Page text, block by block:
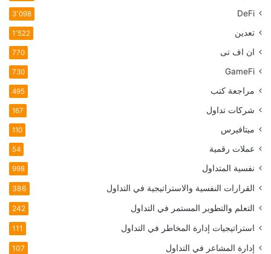
DeFi 3٬098
تعدين 1٬522
ان اف تی 770
GameFi
730
مراجعة كتب 495
شركات تداول 167
ميتافيرس 110
عملات رقمية 54
نفسية المتداول 998
القرارات النفسية والاستراتيجية في التداول 386
التعلم والتطوير المستمر في التداول 242
استراتيجيات إدارة المخاطر في التداول 111
إدارة المشاعر في التداول 107